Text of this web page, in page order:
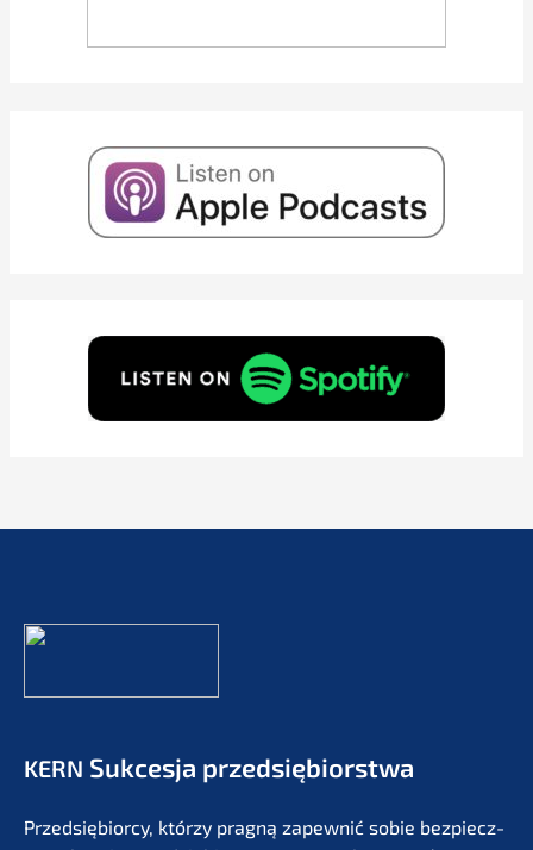
KERN Sukces­ja przedsiębiorstwa
Przedsię­bi­or­cy, którzy pragną zapew­nić sobie bezpiecz­